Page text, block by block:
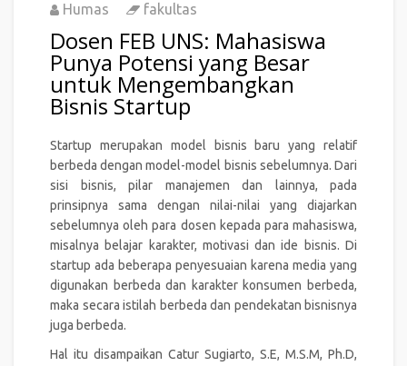
Humas fakultas
Dosen FEB UNS: Mahasiswa
Punya Potensi yang Besar
untuk Mengembangkan
Bisnis Startup
Startup merupakan model bisnis baru yang relatif
berbeda dengan model-model bisnis sebelumnya. Dari
sisi bisnis, pilar manajemen dan lainnya, pada
prinsipnya sama dengan nilai-nilai yang diajarkan
sebelumnya oleh para dosen kepada para mahasiswa,
misalnya belajar karakter, motivasi dan ide bisnis. Di
startup ada beberapa penyesuaian karena media yang
digunakan berbeda dan karakter konsumen berbeda,
maka secara istilah berbeda dan pendekatan bisnisnya
juga berbeda.
Hal itu disampaikan Catur Sugiarto, S.E, M.S.M, Ph.D,